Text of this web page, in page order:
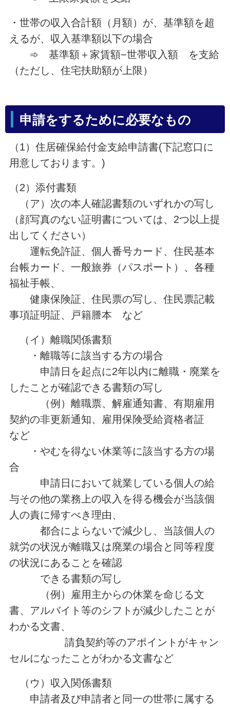
・世帯の収入合計額（月額）が、基準額を超
えるが、収入基準額以下の場合
➾ 基準額＋家賃額−世帯収入額 を支給
（ただし、住宅扶助額が上限）
申請をするために必要なもの
（1）住居確保給付金支給申請書(下記窓口に
用意しております。)
（2）添付書類
（ア）次の本人確認書類のいずれかの写し
（顔写真のない証明書については、2つ以上提
出してください）
運転免許証、個人番号カード、住民基本
台帳カード、一般旅券（パスポート）、各種
福祉手帳、
健康保険証、住民票の写し、住民票記載
事項証明証、戸籍謄本 など
（イ）離職関係書類
・離職等に該当する方の場合
申請日を起点に2年以内に離職・廃業を
したことが確認できる書類の写し
（例）離職票、解雇通知書、有期雇用
契約の非更新通知、雇用保険受給資格者証
など
・やむを得ない休業等に該当する方の場
合
申請日において就業している個人の給
与その他の業務上の収入を得る機会が当該個
人の責に帰すべき理由、
都合によらないで減少し、当該個人の
就労の状況が離職又は廃業の場合と同等程度
の状況にあることを確認
できる書類の写し
（例）雇用主からの休業を命じる文
書、アルバイト等のシフトが減少したことが
わかる文書、
請負契約等のアポイントがキャン
セルになったことがわかる文書など
（ウ）収入関係書類
申請者及び申請者と同一の世帯に属する